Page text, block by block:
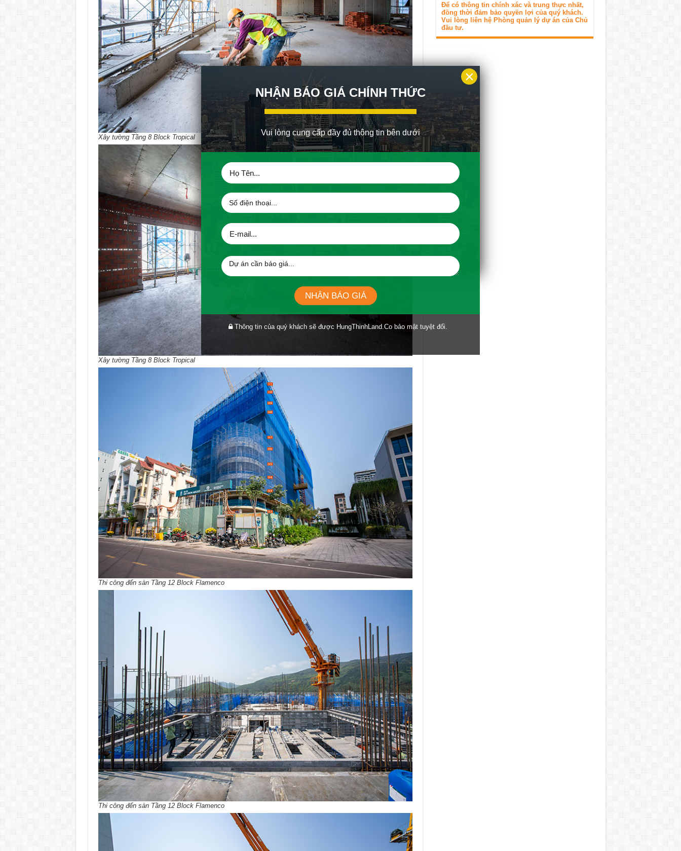
Xây tường Tầng 8 Block Tropical
Xây tường Tầng 8 Block Tropical
Thi công đến sàn Tầng 12 Block Flamenco
Thi công đến sàn Tầng 12 Block Flamenco
Để có thông tin chính xác và trung thực nhất,
đồng thời đảm bảo quyền lợi của quý khách.
Vui lòng liên hệ Phòng quản lý dự án của Chủ
đầu tư.
NHẬN BÁO GIÁ CHÍNH THỨC
Vui lòng cung cấp đầy đủ thông tin bên dưới
Thông tin của quý khách sẽ được HungThinhLand.Co bảo mật tuyệt đối.
NHẬN BÁO GIÁ
×